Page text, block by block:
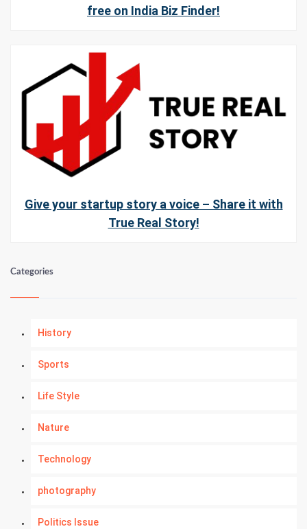
free on India Biz Finder!
Give your startup story a voice – Share it with
True Real Story!
Categories
History
Sports
Life Style
Nature
Technology
photography
Politics Issue